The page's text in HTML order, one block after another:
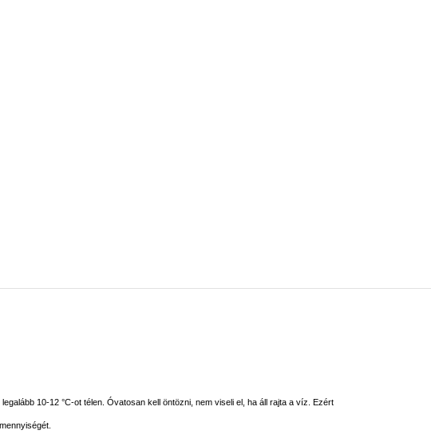
10-12 °C-ot télen. Óvatosan kell öntözni, nem viseli el, ha áll rajta a víz. Ezért